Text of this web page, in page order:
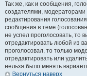
Так же, как и сообщения,
создателями,
редактирования
сообщения в теме
не успел проголосовать, то
отредактировать любой из
проголосовал, то только
отредактировать или
нельзя было менять
Вернуться наверх